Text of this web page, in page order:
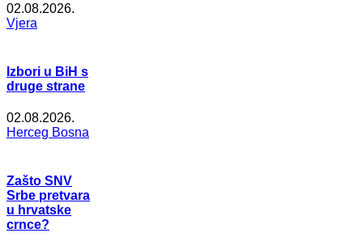
02.08.2026.
Vjera
Izbori u BiH s
druge strane
02.08.2026.
Herceg Bosna
Zašto SNV
Srbe pretvara
u hrvatske
crnce?